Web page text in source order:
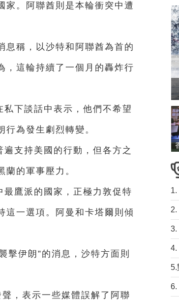
家。阿聯酋則是本輪衝突中遭
息稱，以沙特和阿聯酋為首的
，這輪持續了一個月的轟炸行
下談話中表示，他們不希望
為發生劇烈轉變。
支持美國的行動，但各方之
的軍事壓力。
鷹派的國家，正極力敦促特
這一選項。阿曼和卡塔爾則傾
擊伊朗”的消息，沙特方面則
，表示一些媒體誤解了阿聯